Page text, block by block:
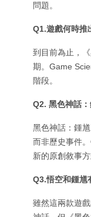
問題。
Q1.遊戲何時推
到目前為止，
期。Game
階段。
Q2. 黑色神話
黑色神話：鍾
而非歷史事件
新的原創敘事方
Q3.悟空和鍾馗
雖然這兩款遊